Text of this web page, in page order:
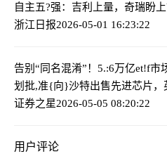
自主五?强：吉利上量，奇瑞盼
浙江日报2026-05-01 16:23:22
告别“同名混淆”！5.:6万亿et!f市
划批,准{向}沙特出售先进芯片，
证券之星2026-05-05 08:20:22
用户评论